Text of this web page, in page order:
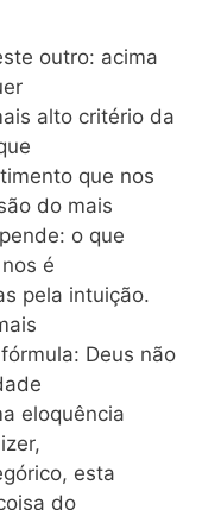
outro: acima
alto critério da
que nos
do mais
o que
é
pela intuição.
Deus não
eloquência
esta
do